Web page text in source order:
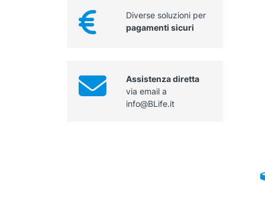
Diverse soluzioni per
pagamenti sicuri
Assistenza diretta
via email a
info@BLife.it